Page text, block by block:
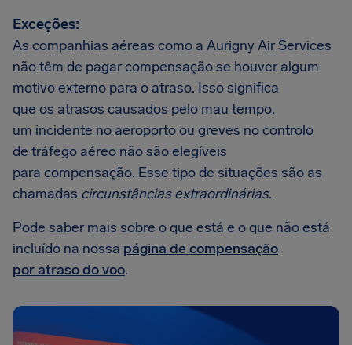
Exceções:
As companhias aéreas como a Aurigny Air Services
não têm de pagar compensação se houver algum
motivo externo para o atraso. Isso significa
que os atrasos causados pelo mau tempo,
um incidente no aeroporto ou greves no controlo
de tráfego aéreo não são elegíveis
para compensação. Esse tipo de situações são as
chamadas circunstâncias extraordinárias.
Pode saber mais sobre o que está e o que não está
incluído na nossa página de compensação
por atraso do voo.